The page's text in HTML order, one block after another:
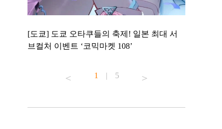
[도쿄] 도쿄 오타쿠들의 축제! 일본 최대 서
브컬처 이벤트 ‘코믹마켓 108’
1 | 5